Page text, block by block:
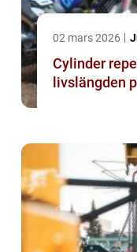
02 mars 2026
Cylinder reperationer
livslängden